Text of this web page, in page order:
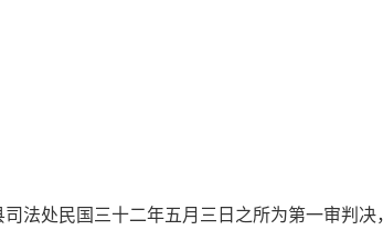
法处民国三十二年五月三日之所为第一审判决